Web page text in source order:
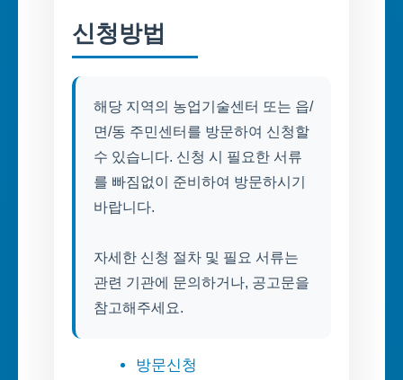
신청방법
해당 지역의 농업기술센터 또는 읍/
면/동 주민센터를 방문하여 신청할
수 있습니다. 신청 시 필요한 서류
를 빠짐없이 준비하여 방문하시기
바랍니다.
자세한 신청 절차 및 필요 서류는
관련 기관에 문의하거나, 공고문을
참고해주세요.
방문신청